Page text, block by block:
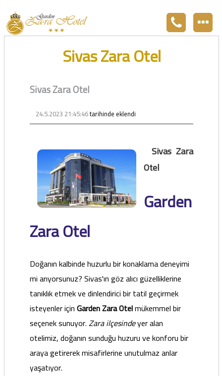
Sivas Zara Otel
Sivas Zara Otel
24.5.2023 21:45:46tarihinde eklendi
Sivas Zara
Otel
Garden
Zara Otel
Doğanın kalbinde huzurlu bir konaklama deneyimi
mi arıyorsunuz? Sivas'ın göz alıcı güzelliklerine
tanıklık etmek ve dinlendirici bir tatil geçirmek
isteyenler içinGarden Zara Otelmükemmel bir
seçenek sunuyor.Zara ilçesindeyer alan
otelimiz, doğanın sunduğu huzuru ve konforu bir
araya getirerek misafirlerine unutulmaz anlar
yaşatıyor.